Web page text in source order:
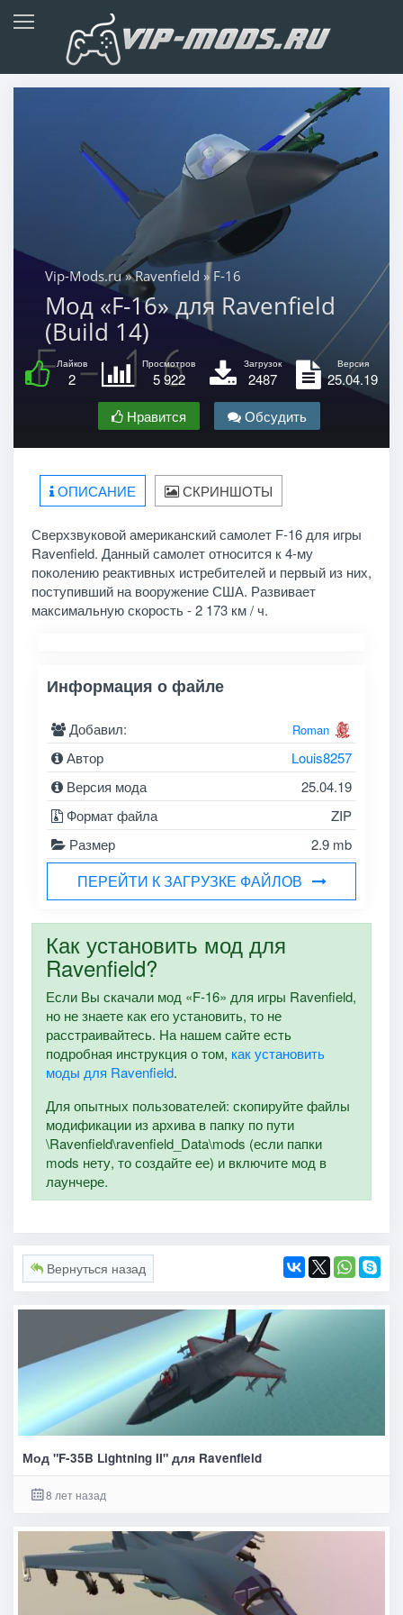
Vip-Mods.ru»Ravenfield » F-16
Мод «F-16» для Ravenfield
(Build 14)
Лайков
2
Просмотров
5 922
Загрузок
2487
Версия
25.04.19
Нравится
Обсудить
ОПИСАНИЕ СКРИНШОТЫ
Сверхзвуковой американский самолет F-16 для игры
Ravenfield. Данный самолет относится к 4-му
поколению реактивных истребителей и первый из них,
поступивший на вооружение США. Развивает
максимальную скорость - 2 173 км / ч.
Информация о файле
Добавил: Roman
Автор
Louis8257
Версия мода
25.04.19
Формат файла
ZIP
Размер
2.9 mb
ПЕРЕЙТИ К ЗАГРУЗКЕ ФАЙЛОВ
Как установить мод для
Ravenfield?
Если Вы скачали мод «F-16» для игры Ravenfield,
но не знаете как его установить, то не
расстраивайтесь. На нашем сайте есть
подробная инструкция о том, как установить
моды для Ravenfield.
Для опытных пользователей: скопируйте файлы
модификации из архива в папку по пути
\Ravenfield\ravenfield_Data\mods (если папки
mods нету, то создайте ее) и включите мод в
лаунчере.
Вернуться назад
Мод "F-35B Lightning II" для Ravenfield
8 лет назад